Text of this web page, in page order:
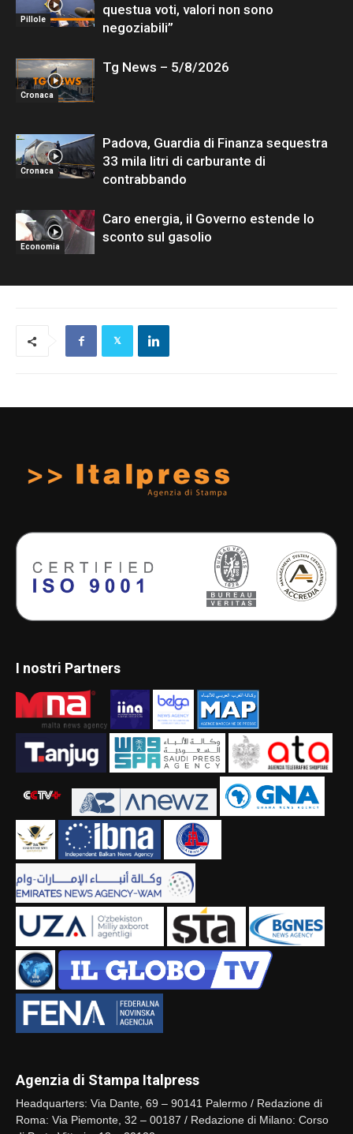
Pillole
questua voti, valori non sono
negoziabili”
Cronaca
Tg News – 5/8/2026
Cronaca
Padova, Guardia di Finanza sequestra
33 mila litri di carburante di
contrabbando
Economia
Caro energia, il Governo estende lo
sconto sul gasolio
I nostri Partners
Agenzia di Stampa Italpress
Headquarters: Via Dante, 69 – 90141 Palermo / Redazione di
Roma: Via Piemonte, 32 – 00187 / Redazione di Milano: Corso